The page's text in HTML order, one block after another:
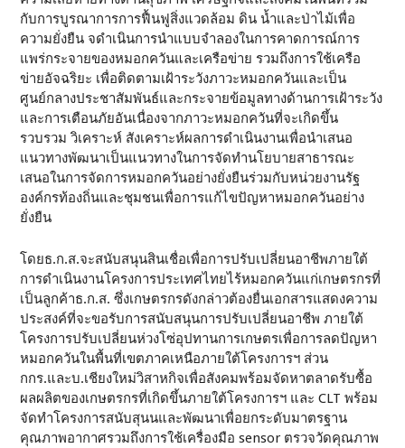
กับการบูรณาการการฟื้นฟูสิ่งแวดล้อม ดิน น้ำและป่าไม้เพื่อ
ความยั่งยืน จดำเนินการนำแบบจำลองในการคาดการณ์การ
แพร่กระจายของหมอกควันและเครือข่าย รวมถึงการใช้เครือ
ข่ายอัจฉริยะ เพื่อติดตามเฝ้าระวังภาวะหมอกควันและเป็น
ศูนย์กลางประชาสัมพันธ์และกระจายข้อมูลทางด้านการเฝ้าระวัง
และการเตือนภัยอันเนื่องจากภาวะหมอกควันที่จะเกิดขึ้น
รวบรวม วิเคราะห์ สังเคราะห์ผลการดำเนินงานเพื่อนำเสนอ
แนวทางพัฒนาเป็นแนวทางในการจัดทำนโยบายสาธารณะ
เสนอในการจัดการหมอกควันอย่างยั่งยืนร่วมกับหน่วยงานรัฐ
องค์กรท้องถิ่นและชุมชนเพื่อการแก้ไขปัญหาหมอกควันอย่าง
ยั่งยืน
โดยธ.ก.ส.จะสนับสนุนสินเชื่อเพื่อการปรับเปลี่ยนอาชีพภายใต้
การดำเนินงานโครงการประเทศไทยไร้หมอกควันแก่เกษตรกรที่
เป็นลูกค้าธ.ก.ส. ซึ่งเกษตรกรดังกล่าวต้องยื่นเอกสารแสดงความ
ประสงค์ที่จะขอรับการสนับสนุนการปรับเปลี่ยนอาชีพ ภายใต้
โครงการปรับเปลี่ยนห่วงโซ่อุปทานการเกษตรเพื่อการลดปัญหา
หมอกควันในพื้นที่เขตภาคเหนือภายใต้โครงการฯ ส่วน
กกร.และบ.เชียงใหม่วิสาหกิจเพื่อสังคมพร้อมจัดหาตลาดรับซื้อ
ผลผลิตของเกษตรกรที่เกิดขึ้นภายใต้โครงการฯ และ CLT พร้อม
จัดทำโครงการสนับสุนนและพัฒนาเพื่อยกระดับมาตรฐาน
คุณภาพอากาศรวมถึงการใช้เครื่องมือ sensor ตรวจวัดคุณภาพ